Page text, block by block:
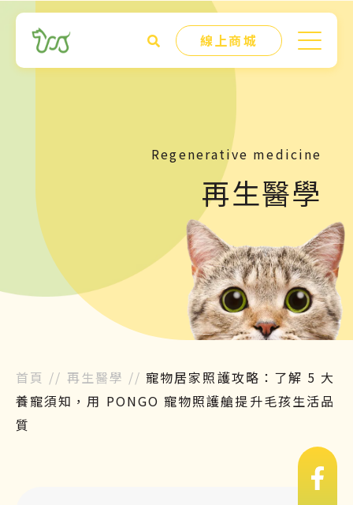
線上商城
Regenerative medicine
再生醫學
首頁 // 再生醫學 // 寵物居家照護攻略：了解 5 大
養寵須知，用 PONGO 寵物照護艙提升毛孩生活品
質